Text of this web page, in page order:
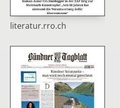
literatur.rro.ch